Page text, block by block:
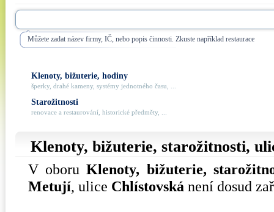
Můžete zadat název firmy, IČ, nebo popis činnosti. Zkuste například restaurace
Klenoty, bižuterie, hodiny
šperky, drahé kameny, systémy jednotného času, ...
Starožitnosti
renovace a restaurování, historické předměty, ...
Klenoty, bižuterie, starožitnosti,
V oboruKlenoty, bižuterie,
Metují, ulice Chlístovská není dosud